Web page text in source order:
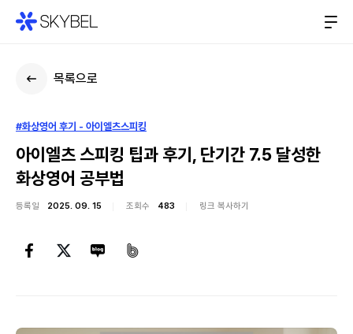
목록으로
#화상영어 후기 - 아이엘츠스피킹
아이엘츠 스피킹 팁과 후기, 단기간 7.5 달성한
화상영어 공부법
등록일 2025. 09. 15 조회수 483 링크 복사하기